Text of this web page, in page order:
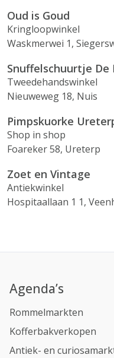
Oud is Goud
Kringloopwinkel
Waskmerwei 1,
Snuffelschuurtje
Tweedehandswinkel
Nieuweweg 18, Nuis
Pimpskuorke
Shop in shop
Foareker 58, Ureterp
Zoet en Vintage
Antiekwinkel
Hospitaallaan 1 1,
Agenda’s
Rommelmarkten
Kofferbakverkopen
Antiek- en